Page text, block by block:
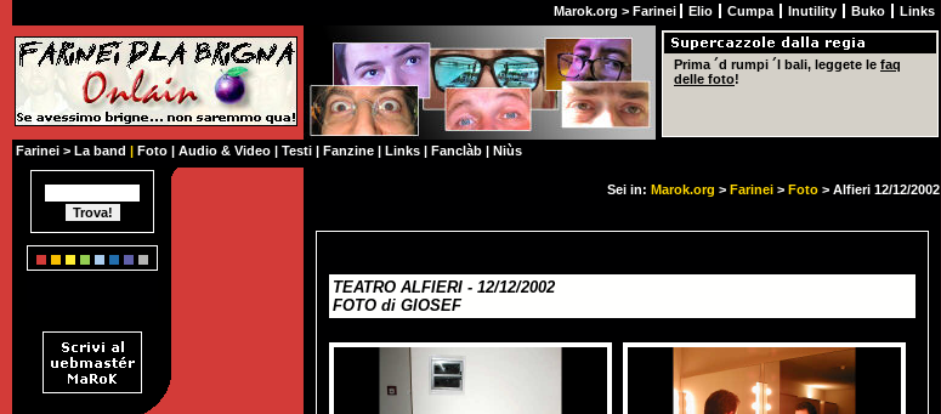
Sei in: Marok.org > Farinei > Foto > Alfieri 12/12/2002
Marok.org > Farinei Elio Cumpa Inutility Buko Links
Farinei > La band | Foto | Audio & Video | Testi | Fanzine | Links | Fanclàb | Niùs
Prima ´d rumpi ´l bali, leggete le faq
delle foto!
TEATRO ALFIERI - 12/12/2002
FOTO di GIOSEF